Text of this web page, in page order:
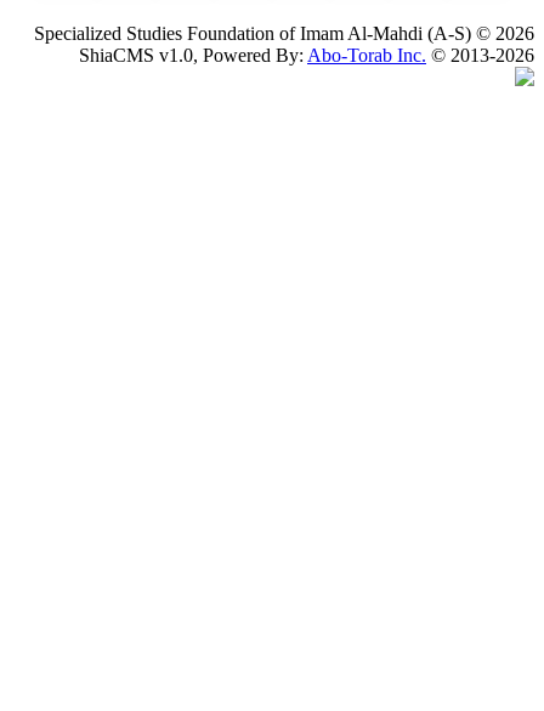
Specialized Studies Foundation of Imam Al-
ShiaCMS v1.0, Powered By:Abo-Torab Inc.